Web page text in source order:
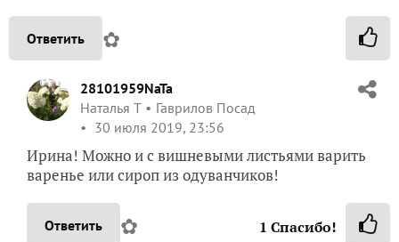
Ответить ✿
28101959NaTa
Наталья Т
Гаврилов Посад
30 июля 2019, 23:56
Ирина! Можно и с вишневыми листьями варить
варенье или сироп из одуванчиков!
Ответить ✿ 1 Спасибо!